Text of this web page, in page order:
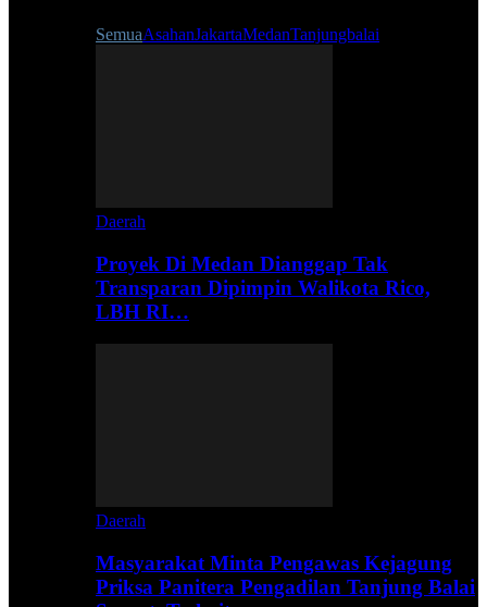
SemuaAsahanJakartaMedanTanjungbalai
Daerah
Proyek Di Medan Dianggap Tak
Transparan Dipimpin Walikota Rico,
LBH RI…
Daerah
Masyarakat Minta Pengawas Kejagung
Priksa Panitera Pengadilan Tanjung Balai